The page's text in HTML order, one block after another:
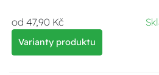
od 47,90 Kč
Varianty produktu